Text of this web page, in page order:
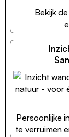
Bekijk
Persoonlijke
te verruimen